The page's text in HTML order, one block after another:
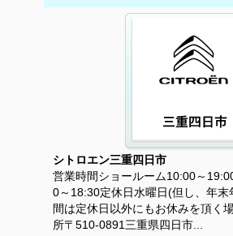
シトロエン三重四日市
営業時間ショールーム10:00～
0～18:30定休日水曜日(但し、年末
間は定休日以外にもお休みを頂く
所〒510-0891三重県四日市...